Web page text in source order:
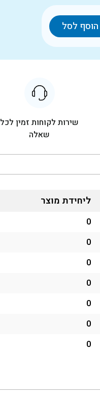
הוסף לסל
שירות לקוחות זמין לכל
שאלה
ליחידת מוצר
0
0
0
0
0
0
0